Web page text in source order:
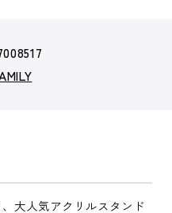
大人気アクリルスタンド